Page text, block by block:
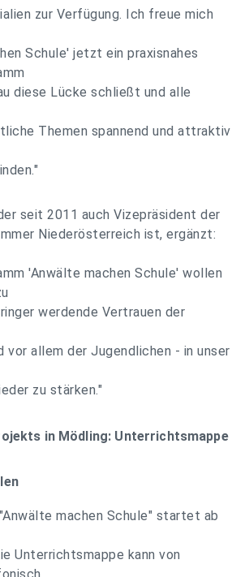
zur Verfügung. Ich freue mich
Schule' jetzt ein praxisnahes
diese Lücke schließt und alle
Themen spannend und attraktiv
seit 2011 auch Vizepräsident der
Niederösterreich ist, ergänzt:
'Anwälte machen Schule' wollen
werdende Vertrauen der
vor allem der Jugendlichen - in unser
zu stärken."
in Mödling: Unterrichtsmappe
machen Schule" startet ab
Unterrichtsmappe kann von